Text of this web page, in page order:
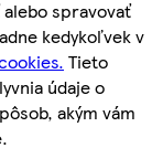
spravovať
kedykoľvek v
Tieto
údaje o
akým vám